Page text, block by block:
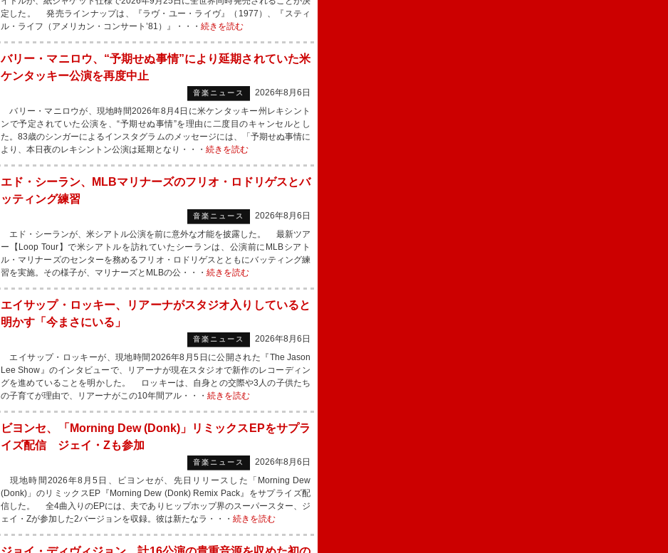
定した。 発売ラインナップは、『ラヴ・ユー・ライヴ』（1977）、『スティ
ル・ライフ（アメリカン・コンサート’81）』・・・ 続きを読む
バリー・マニロウ、“予期せぬ事情”により延期されていた米
ケンタッキー公演を再度中止
音楽ニュース
2026年8月6日
バリー・マニロウが、現地時間2026年8月4日に米ケンタッキー州レキシント
ンで予定されていた公演を、“予期せぬ事情”を理由に二度目のキャンセルとし
た。83歳のシンガーによるインスタグラムのメッセージには、「予期せぬ事情に
より、本日夜のレキシントン公演は延期となり・・・ 続きを読む
エド・シーラン、MLBマリナーズのフリオ・ロドリゲスとバ
ッティング練習
音楽ニュース
2026年8月6日
エド・シーランが、米シアトル公演を前に意外な才能を披露した。 最新ツア
ー【Loop Tour】で米シアトルを訪れていたシーランは、公演前にMLBシアト
ル・マリナーズのセンターを務めるフリオ・ロドリゲスとともにバッティング練
習を実施。その様子が、マリナーズとMLBの公・・・ 続きを読む
エイサップ・ロッキー、リアーナがスタジオ入りしていると
明かす「今まさにいる」
音楽ニュース
2026年8月6日
エイサップ・ロッキーが、現地時間2026年8月5日に公開された『The Jason
Lee Show』のインタビューで、リアーナが現在スタジオで新作のレコーディン
グを進めていることを明かした。 ロッキーは、自身との交際や3人の子供たち
の子育てが理由で、リアーナがこの10年間アル・・・ 続きを読む
ビヨンセ、「Morning Dew (Donk)」リミックスEPをサプラ
イズ配信 ジェイ・Zも参加
音楽ニュース
2026年8月6日
現地時間2026年8月5日、ビヨンセが、先日リリースした「Morning Dew
(Donk)」のリミックスEP『Morning Dew (Donk) Remix Pack』をサプライズ配
信した。 全4曲入りのEPには、夫でありヒップホップ界のスーパースター、ジ
ェイ・Zが参加した2バージョンを収録。彼は新たなラ・・・ 続きを読む